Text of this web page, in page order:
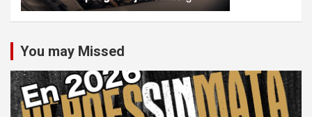
You may Missed